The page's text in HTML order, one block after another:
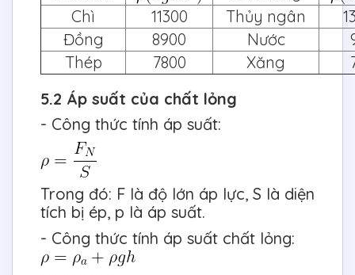
Chì
11300 Thủy ngân
Đồng
8900 Nước
Thép
7800 Xăng
5.2 Áp suất của chất lỏng
- Công thức tính áp suất:
Trong đó: F là độ lớn áp lực, S là diện
tích bị ép, p là áp suất.
- Công thức tính áp suất chất lỏng: